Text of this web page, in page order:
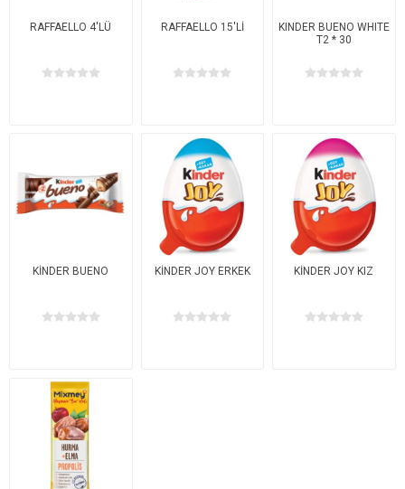
RAFFAELLO 4'LÜ RAFFAELLO 15'Lİ
KINDER BUENO WHITE
T2 * 30
KİNDER BUENO KİNDER JOY ERKEK KİNDER JOY KIZ